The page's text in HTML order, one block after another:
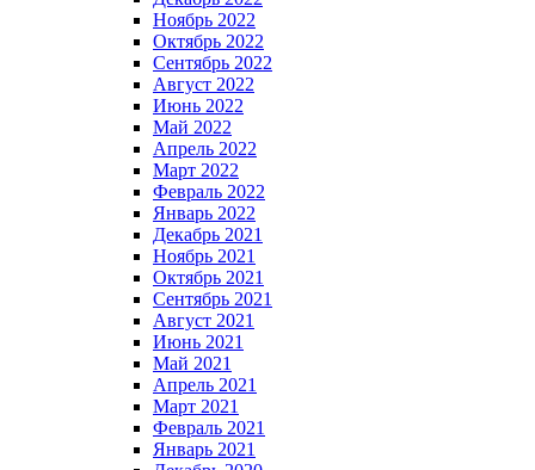
Ноябрь 2022
Октябрь 2022
Сентябрь 2022
Август 2022
Июнь 2022
Май 2022
Апрель 2022
Март 2022
Февраль 2022
Январь 2022
Декабрь 2021
Ноябрь 2021
Октябрь 2021
Сентябрь 2021
Август 2021
Июнь 2021
Май 2021
Апрель 2021
Март 2021
Февраль 2021
Январь 2021